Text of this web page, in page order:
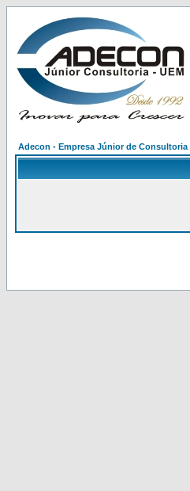
Adecon - Empresa Júnior de Consultoria